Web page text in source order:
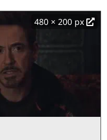
480 × 200 px